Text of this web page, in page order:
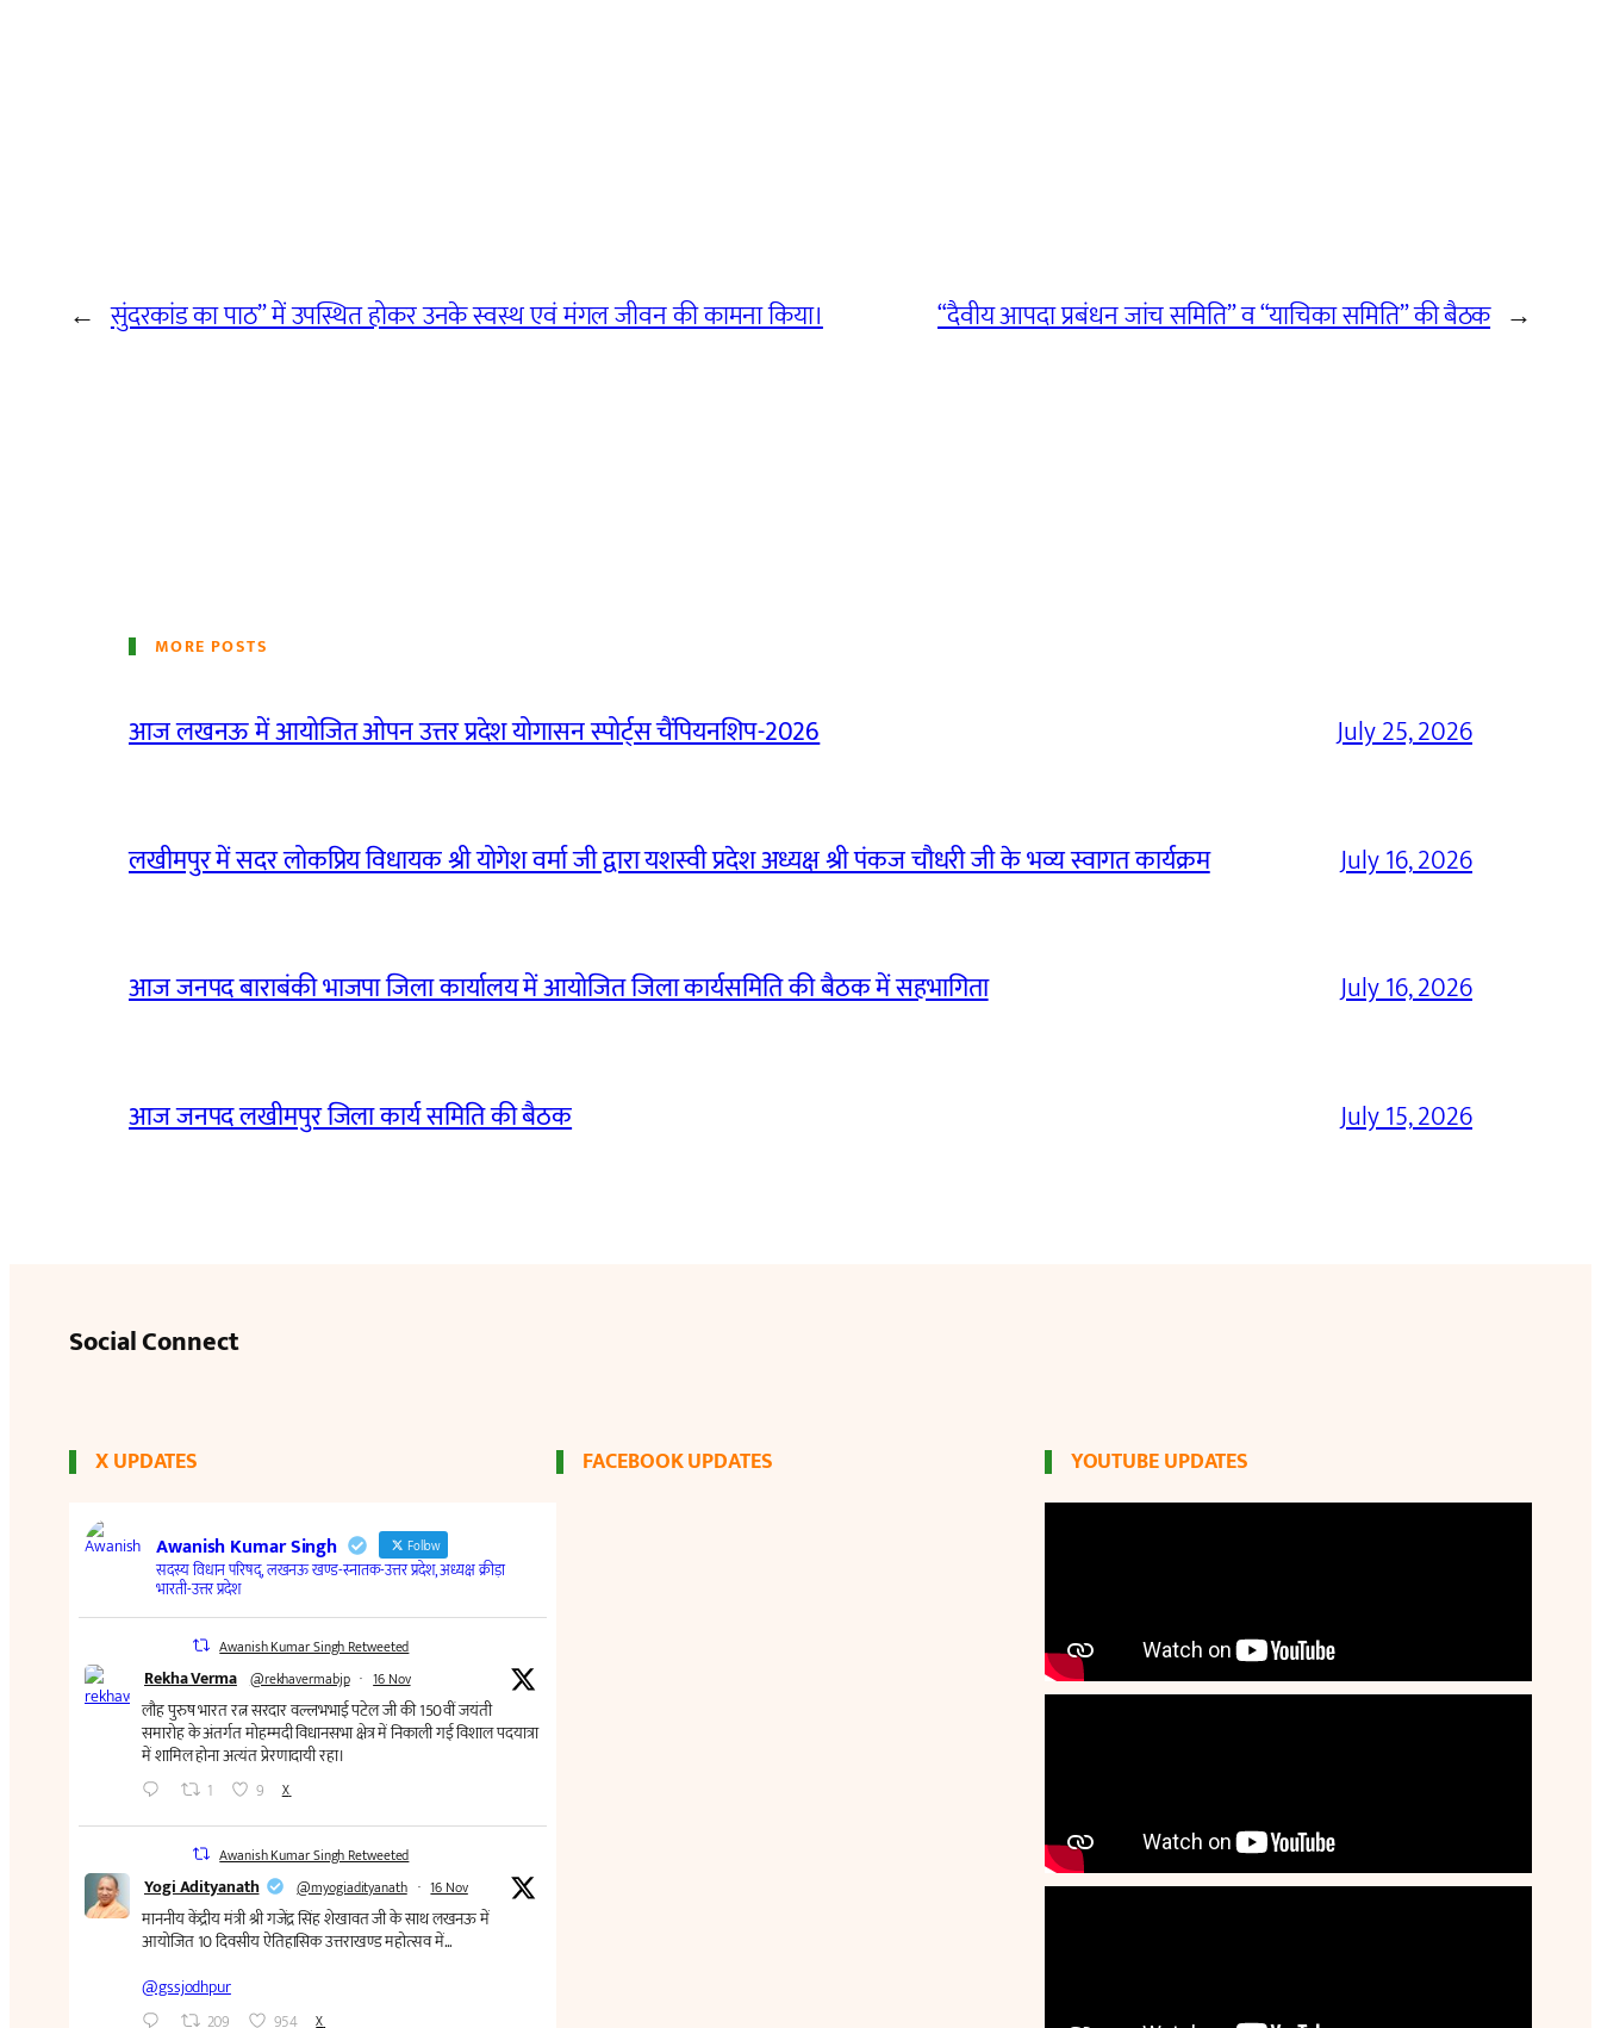
← सुंदरकांड का पाठ” में उपस्थित होकर उनके स्वस्थ एवं मंगल जीवन की कामना किया। “दैवीय आपदा प्रबंधन जांच समिति” व “याचिका समिति” की बैठक →
MORE POSTS
आज लखनऊ में आयोजित ओपन उत्तर प्रदेश योगासन स्पोर्ट्स चैंपियनशिप-2026 July 25, 2026
लखीमपुर में सदर लोकप्रिय विधायक श्री योगेश वर्मा जी द्वारा यशस्वी प्रदेश अध्यक्ष श्री पंकज चौधरी जी के भव्य स्वागत कार्यक्रम July 16, 2026
आज जनपद बाराबंकी भाजपा जिला कार्यालय में आयोजित जिला कार्यसमिति की बैठक में सहभागिता July 16, 2026
आज जनपद लखीमपुर जिला कार्य समिति की बैठक July 15, 2026
Social Connect
X UPDATES FACEBOOK UPDATES YOUTUBE UPDATES